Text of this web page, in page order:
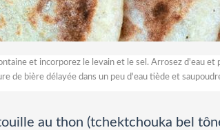
et incorporez le levain et le sel. Arrosez d'eau et
de bière délayée dans un peu d'eau tiède et
au thon (tchektchouka bel